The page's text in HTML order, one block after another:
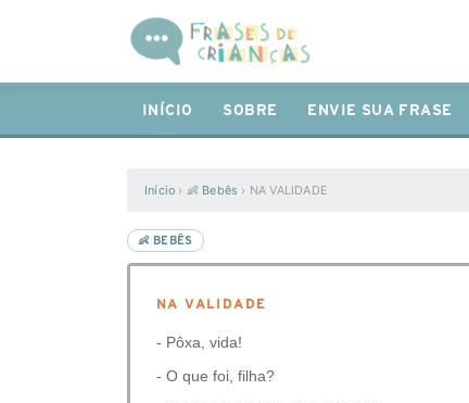
INÍCIO SOBRE ENVIE SUA FRASE
Início › 👶 Bebês › NA VALIDADE
👶 BEBÊS
NA VALIDADE
- Pôxa, vida!
- O que foi, filha?